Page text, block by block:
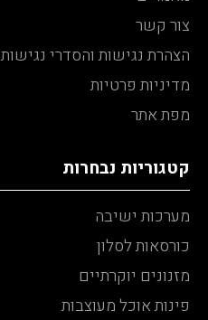
צור קשר
הצהרת נגישות והסדרי נגישות
מדיניות פרטיות
מפת אתר
קטגוריות נבחרות
מערכות ישיבה
כורסאות לסלון
מזנונים יוקרתיים
פינות אוכל מעוצבות